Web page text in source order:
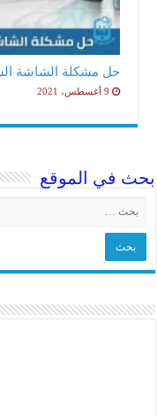
حل مشكلة الشاشة
في الموقع